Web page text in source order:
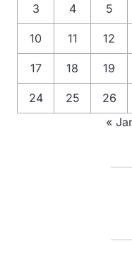
3 4 5
10 11 12
17 18 19
24 25 26
«